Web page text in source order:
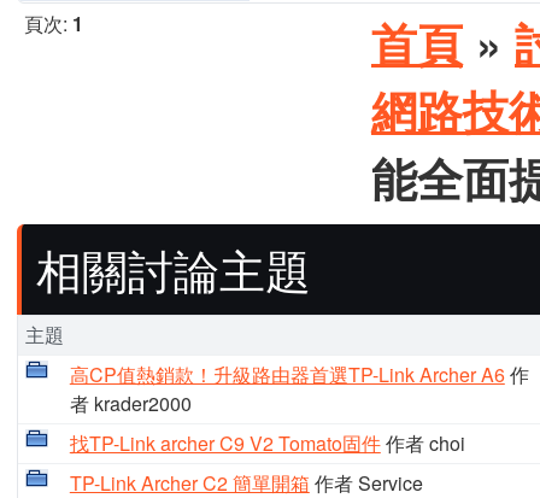
頁次: 1 首頁 »
網路技
能全面
相關討論主題
主題
高CP值熱銷款！升級路由器首選TP-Link Archer A6作
者 krader2000
找TP-Link archer C9 V2 Tomato固件作者 choi
TP-Link Archer C2 簡單開箱 作者 Service